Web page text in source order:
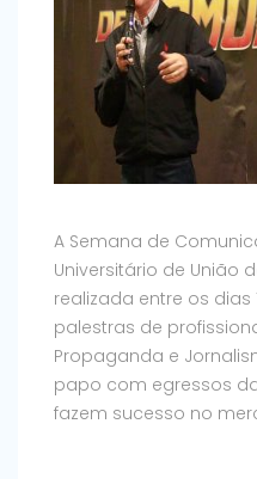
A Semana de
Universitário de União
realizada entre os dias
palestras de
Propaganda e
papo com egressos
fazem sucesso no